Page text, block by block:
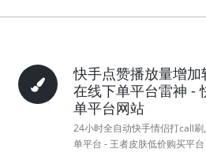
快手点赞播放量增加
在线下单平台雷神 -
单平台网站
24小时全自动快手情侣打call
单平台 - 王者皮肤低价购买平